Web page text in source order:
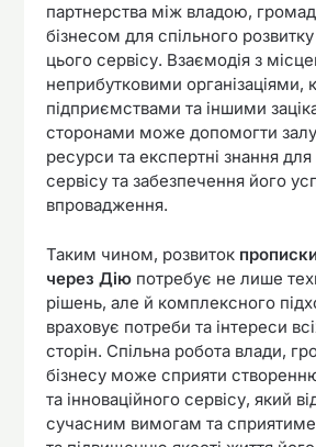
партнерства між владою,
бізнесом для спільного
цього сервісу. Взаємодія з
неприбутковими організаціями,
підприємствами та іншими
сторонами може допомогти
ресурси та експертні знання
сервісу та забезпечення його
впровадження.
Таким чином, розвиток
через Дію потребує не лише
рішень, але й комплексного
враховує потреби та інтереси
сторін. Спільна робота влади,
бізнесу може сприяти
та інноваційного сервісу, який
сучасним вимогам та сприятиме